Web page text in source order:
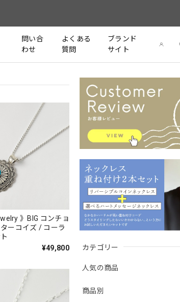
問い合
わせ
よくある
質問
ブランド
サイト
カテゴリー
人気の商品
商品別
》BIG コンチョ
ーコイズ / コーラ
¥49,800